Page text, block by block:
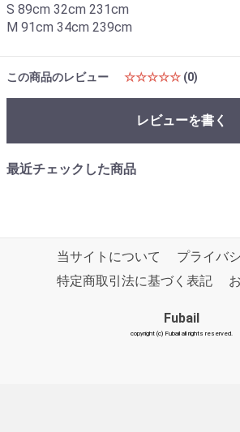
S 89cm 32cm 231cm
M 91cm 34cm 239cm
この商品のレビュー ☆☆☆☆☆ (0)
レビューを書く
最近チェックした商品
当サイトについて
プライバ
特定商取引法に基づく表記
Fubail
copyright (c) Fubail all rights reserved.